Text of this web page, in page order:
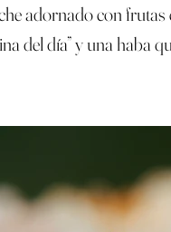
adornado con
del día” y una haba